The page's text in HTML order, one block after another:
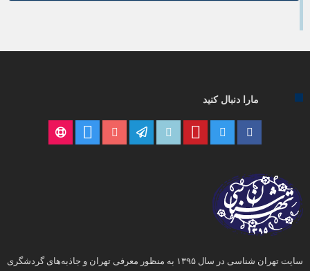
مارا دنبال کنید
سایت تهران شناسی در سال ۱۳۹۵ به منظور معرفی تهران و جاذبه‌های گردشگری